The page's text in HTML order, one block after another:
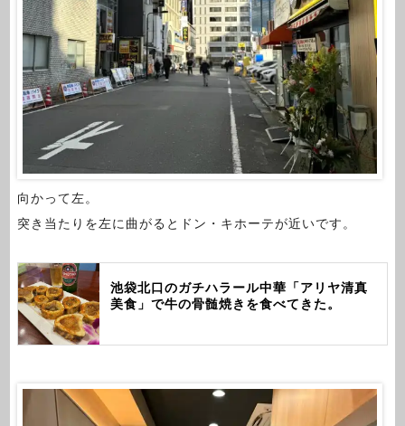
向かって左。
突き当たりを左に曲がるとドン・キホーテが近いです。
池袋北口のガチハラール中華「アリヤ清真
美食」で牛の骨髄焼きを食べてきた。